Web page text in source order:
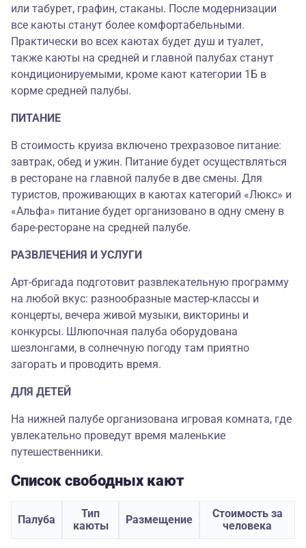
или табурет, графин, стаканы. После модернизации
все каюты станут более комфортабельными.
Практически во всех каютах будет душ и туалет,
также каюты на средней и главной палубах станут
кондиционируемыми, кроме кают категории 1Б в
корме средней палубы.
ПИТАНИЕ
В стоимость круиза включено трехразовое питание:
завтрак, обед и ужин. Питание будет осуществляться
в ресторане на главной палубе в две смены. Для
туристов, проживающих в каютах категорий «Люкс» и
«Альфа» питание будет организовано в одну смену в
баре-ресторане на средней палубе.
РАЗВЛЕЧЕНИЯ И УСЛУГИ
Арт-бригада подготовит развлекательную программу
на любой вкус: разнообразные мастер-классы и
концерты, вечера живой музыки, викторины и
конкурсы. Шлюпочная палуба оборудована
шезлонгами, в солнечную погоду там приятно
загорать и проводить время.
ДЛЯ ДЕТЕЙ
На нижней палубе организована игровая комната, где
увлекательно проведут время маленькие
путешественники.
Список свободных кают
Палуба
Тип
каюты
Размещение
Стоимость за
человека